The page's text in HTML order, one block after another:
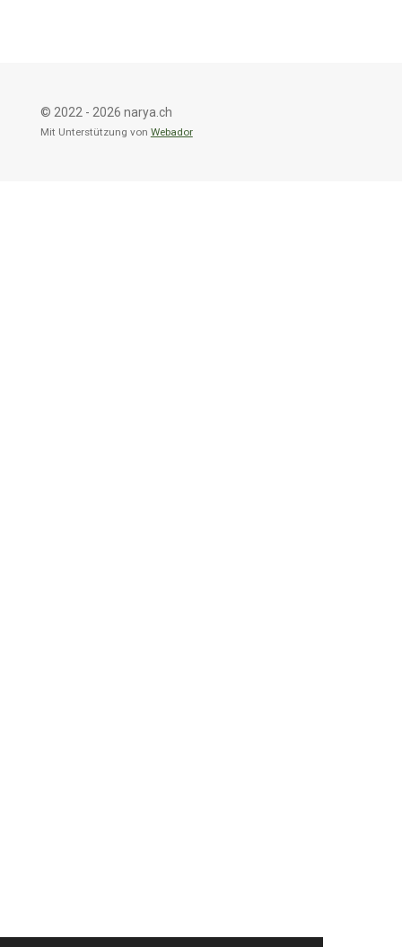
© 2022 - 2026 narya.ch
Mit Unterstützung von Webador